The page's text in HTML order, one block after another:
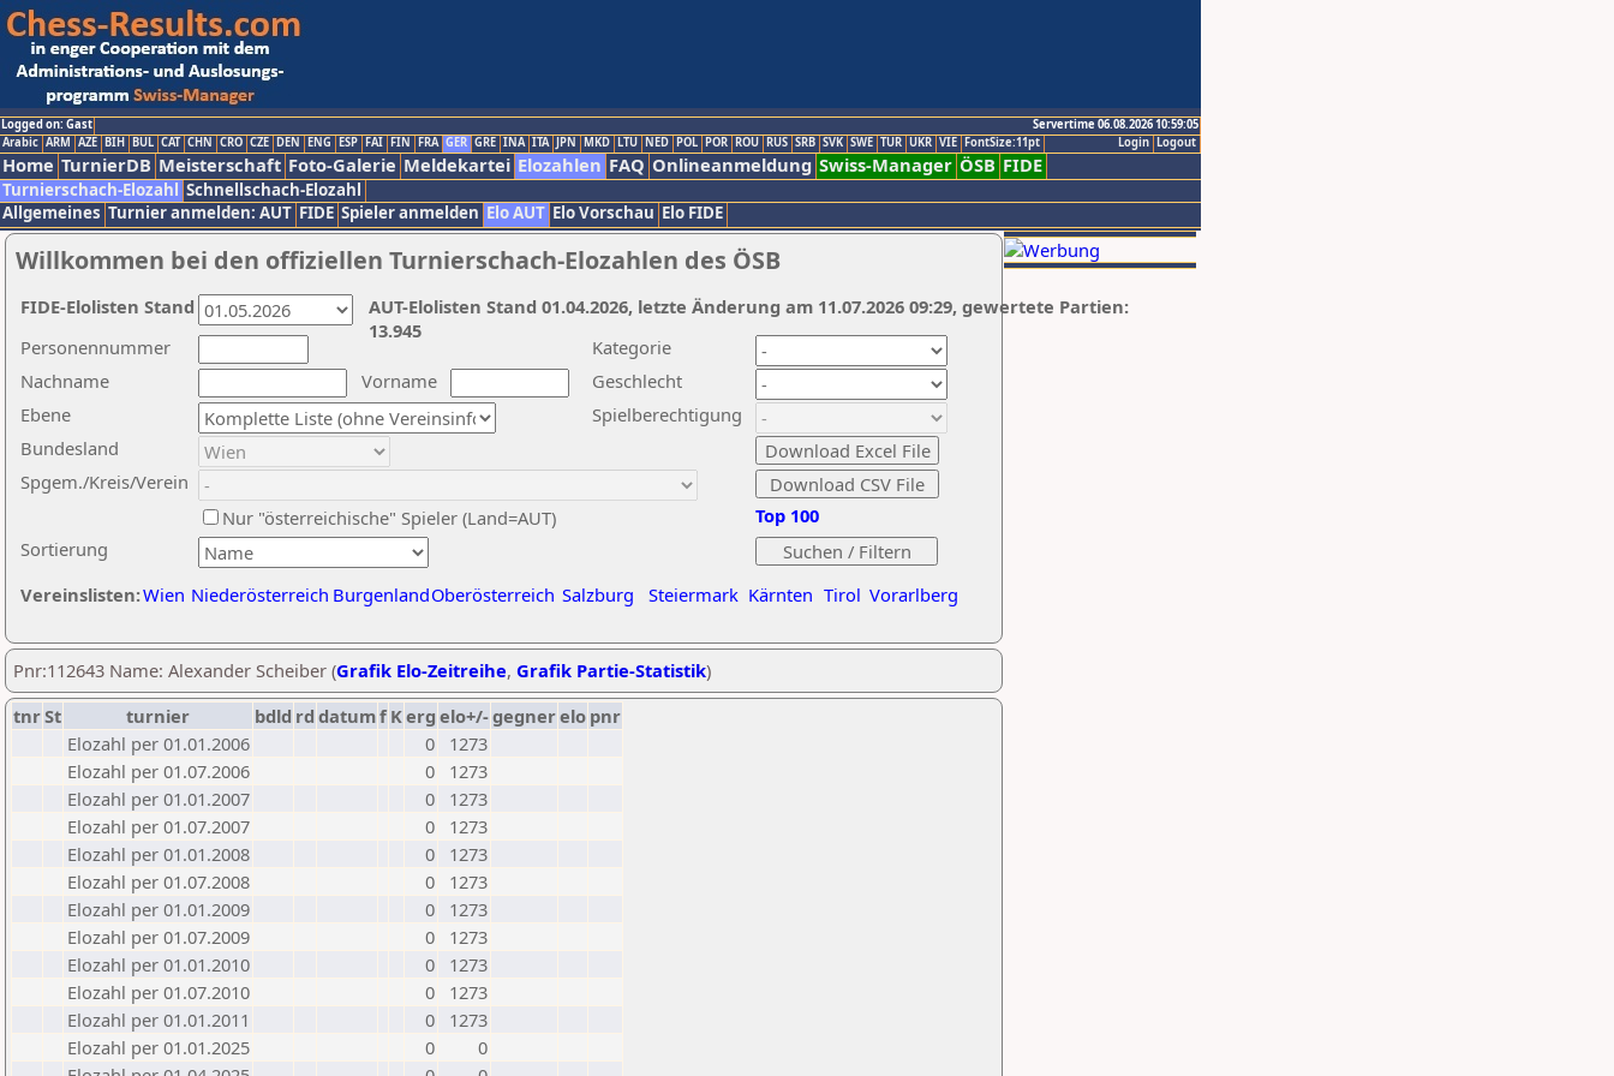
Logged on: Gast
Servertime 06.08.2026 10:59:05
Logout
Login
Arabic ARM AZE BIH BUL CAT CHN CRO CZE DEN ENG ESP FAI FIN FRA GER GRE INA ITA JPN MKD LTU NED POL POR ROU RUS SRB SVK SWE TUR UKR VIE FontSize:11pt
Home TurnierDB Meisterschaft Foto-Galerie Meldekartei Elozahlen FAQ Onlineanmeldung Swiss-Manager ÖSB FIDE
Turnierschach-Elozahl Schnellschach-Elozahl
Allgemeines Turnier anmelden: AUT FIDE Spieler anmelden Elo AUT Elo Vorschau Elo FIDE
Willkommen bei den offiziellen Turnierschach-Elozahlen des ÖSB
Nachname
Vorname
Ebene
Kategorie
Sortierung
Personennummer
Bundesland
Spgem./Kreis/Verein
Geschlecht
Nur "österreichische" Spieler (Land=AUT)
Spielberechtigung
Vereinslisten:Wien Niederösterreich BurgenlandOberösterreich Salzburg Steiermark Kärnten Tirol Vorarlberg
Top 100
AUT-Elolisten Stand 01.04.2026, letzte Änderung am 11.07.2026 09:29, gewertete Partien:
13.945
FIDE-Elolisten Stand
Pnr:112643 Name: Alexander Scheiber (Grafik Elo-Zeitreihe, Grafik Partie-Statistik)
tnrSt turnier bdld rd datumf Kerg elo+/-gegnerelo pnr
Elozahl per 01.01.2006
0
1273
Elozahl per 01.07.2006
0
1273
Elozahl per 01.01.2007
0
1273
Elozahl per 01.07.2007
0
1273
Elozahl per 01.01.2008
0
1273
Elozahl per 01.07.2008
0
1273
Elozahl per 01.01.2009
0
1273
Elozahl per 01.07.2009
0
1273
Elozahl per 01.01.2010
0
1273
Elozahl per 01.07.2010
0
1273
Elozahl per 01.01.2011
0
1273
Elozahl per 01.01.2025
0
0